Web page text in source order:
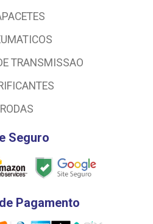
TRANSMISSAO
RODAS
Seguro
Pagamento